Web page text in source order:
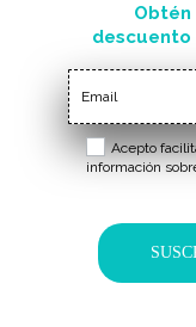
Obtén
descuento
Acepto
información